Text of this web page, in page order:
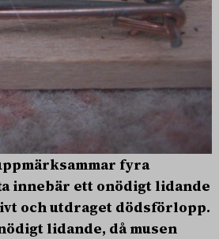
fyra
innebär ett onödigt lidande
och utdraget dödsförlopp.
lidande, då musen